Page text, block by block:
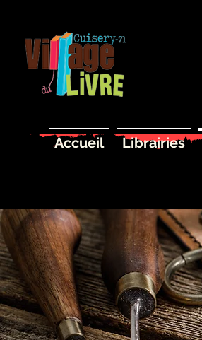
Accueil Librairies